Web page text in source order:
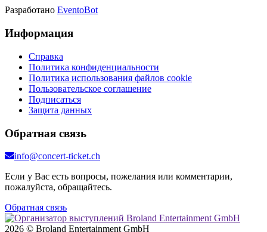
Разработано EventoBot
Информация
Справка
Политика конфиденциальности
Политика использования файлов cookie
Пользовательское соглашение
Подписаться
Защита данных
Обратная связь
info@concert-ticket.ch
Если у Вас есть вопросы, пожелания или комментарии,
пожалуйста, обращайтесь.
Обратная связь
2026 © Broland Entertainment GmbH